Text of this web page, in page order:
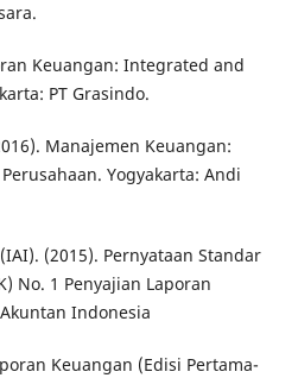
Keuangan: Integrated and
PT Grasindo.
Manajemen Keuangan:
Yogyakarta: Andi
(2015). Pernyataan Standar
No. 1 Penyajian Laporan
Indonesia
Keuangan (Edisi Pertama-